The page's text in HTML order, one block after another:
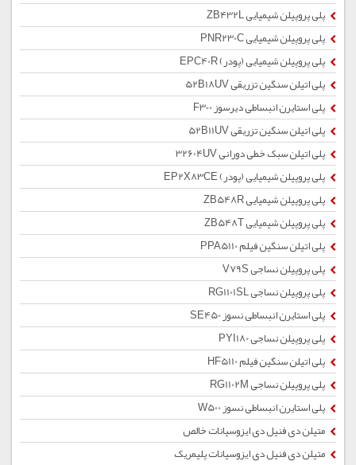
پلی پروپیلن شیمیایی ZB432L
پلی پروپیلن شیمیایی PNR230C
پلی پروپیلن شیمیایی (پودر) EPC40R
پلی اتیلن سنگین تزریقی 52B18UV
پلی استایرن انبساطی دیرسوز F300
پلی اتیلن سنگین تزریقی 52B11UV
پلی اتیلن سبک خطی دورانی 32604UV
پلی پروپیلن شیمیایی (پودر) EP2X83CE
پلی پروپیلن شیمیایی ZB548R
پلی پروپیلن شیمیایی ZB548T
پلی اتیلن سنگین فیلم PPA5110
پلی پروپیلن نساجی V79S
پلی پروپیلن نساجی RG1101SL
پلی استایرن انبساطی نسوز SE450
پلی پروپیلن نساجی PYI180
پلی اتیلن سنگین فیلم HF5110
پلی پروپیلن نساجی RG1102M
پلی استایرن انبساطی نسوز W500
متیلن دی فنیل دی ایزوسیانات خالص
متیلن دی فنیل دی ایزوسیانات پلیمریک